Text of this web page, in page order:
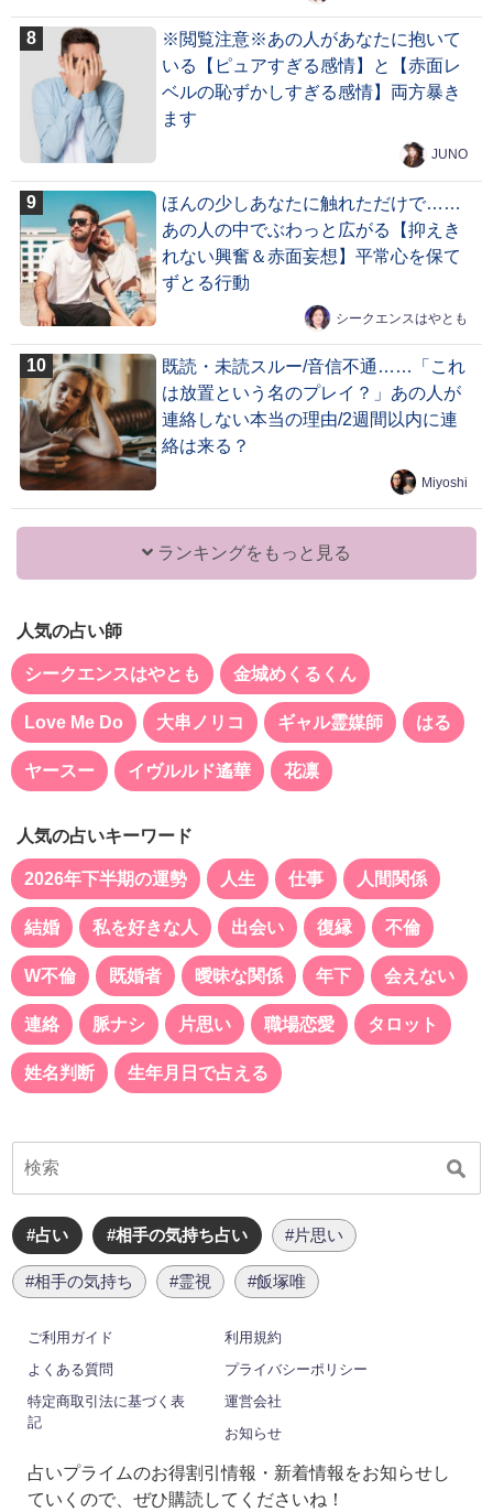
※閲覧注意※あの人があなたに抱いて
いる【ピュアすぎる感情】と【赤面レ
ベルの恥ずかしすぎる感情】両方暴き
ます
JUNO
ほんの少しあなたに触れただけで……
あの人の中でぶわっと広がる【抑えき
れない興奮＆赤面妄想】平常心を保て
ずとる行動
シークエンスはやとも
既読・未読スルー/音信不通……「これ
は放置という名のプレイ？」あの人が
連絡しない本当の理由/2週間以内に連
絡は来る？
Miyoshi
ランキングをもっと見る
人気の占い師
シークエンスはやとも 金城めくるくん
Love Me Do 大串ノリコ ギャル霊媒師 はる
ヤースー イヴルルド遙華 花凛
人気の占いキーワード
2026年下半期の運勢 人生 仕事 人間関係
結婚 私を好きな人 出会い 復縁 不倫
W不倫 既婚者 曖昧な関係 年下 会えない
連絡 脈ナシ 片思い 職場恋愛 タロット
姓名判断 生年月日で占える
#占い #相手の気持ち占い #片思い
#相手の気持ち #霊視 #飯塚唯
ご利用ガイド
利用規約
よくある質問
プライバシーポリシー
特定商取引法に基づく表
記
運営会社
お知らせ
占いプライムのお得割引情報・新着情報をお知らせし
ていくので、ぜひ購読してくださいね！